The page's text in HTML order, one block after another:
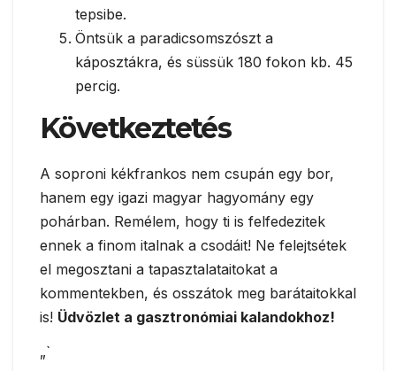
tepsibe.
Öntsük a paradicsomszószt a
káposztákra, és süssük 180 fokon kb. 45
percig.
Következtetés
A soproni kékfrankos nem csupán egy bor,
hanem egy igazi magyar hagyomány egy
pohárban. Remélem, hogy ti is felfedezitek
ennek a finom italnak a csodáit! Ne felejtsétek
el megosztani a tapasztalataitokat a
kommentekben, és osszátok meg barátaitokkal
is! Üdvözlet a gasztronómiai kalandokhoz!
„`